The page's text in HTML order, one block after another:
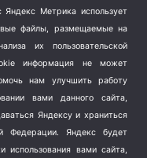
Метрика использует
файлы, размещаемые на
их пользовательской
информация не может
нам улучшить работу
вами данного сайта,
Яндексу и храниться
Федерации. Яндекс будет
использования вами сайта,